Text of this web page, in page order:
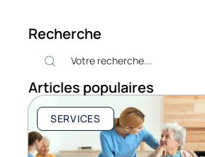
Recherche
Articles populaires
SERVICES